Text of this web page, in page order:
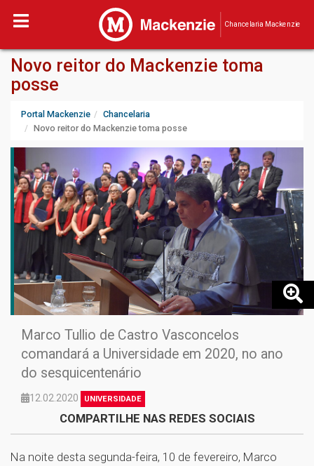
Chancelaria Mackenzie
Novo reitor do Mackenzie toma
posse
Portal Mackenzie
Chancelaria
Novo reitor do Mackenzie toma posse
Marco Tullio de Castro Vasconcelos
comandará a Universidade em 2020, no ano
do sesquicentenário
12.02.2020 UNIVERSIDADE
COMPARTILHE NAS REDES SOCIAIS
Na noite desta segunda-feira, 10 de fevereiro, Marco